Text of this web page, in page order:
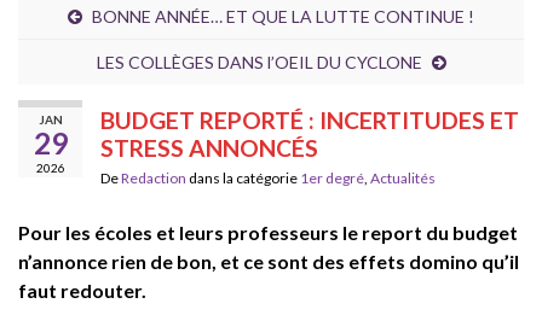
BONNE ANNÉE… ET QUE LA LUTTE CONTINUE !
LES COLLÈGES DANS l’OEIL DU CYCLONE
JAN
29
2026
BUDGET REPORTÉ : INCERTITUDES ET
STRESS ANNONCÉS
DeRedaction dans la catégorie 1er degré, Actualités
Pour les écoles et leurs professeurs le report du budget
n’annonce rien de bon, et ce sont des effets domino qu’il
faut redouter.